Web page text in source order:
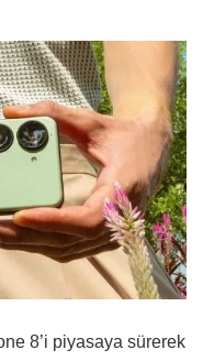
8’i piyasaya sürerek